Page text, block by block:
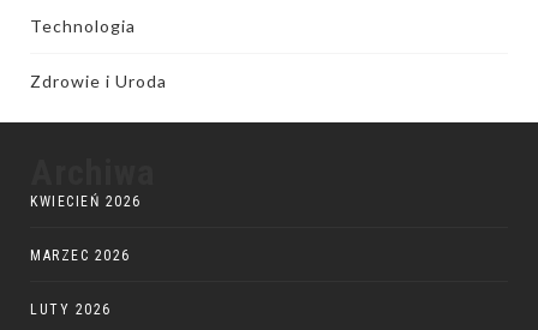
Technologia
Zdrowie i Uroda
KWIECIEŃ 2026
MARZEC 2026
LUTY 2026